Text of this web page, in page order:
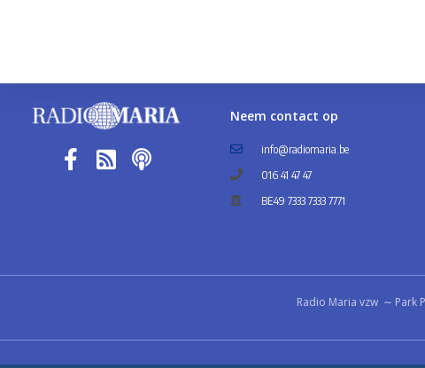
Neem contact op
info@radiomaria.be
016 41 47 47
BE49 7333 7333 7771
Radio Maria vzw ∼ Park